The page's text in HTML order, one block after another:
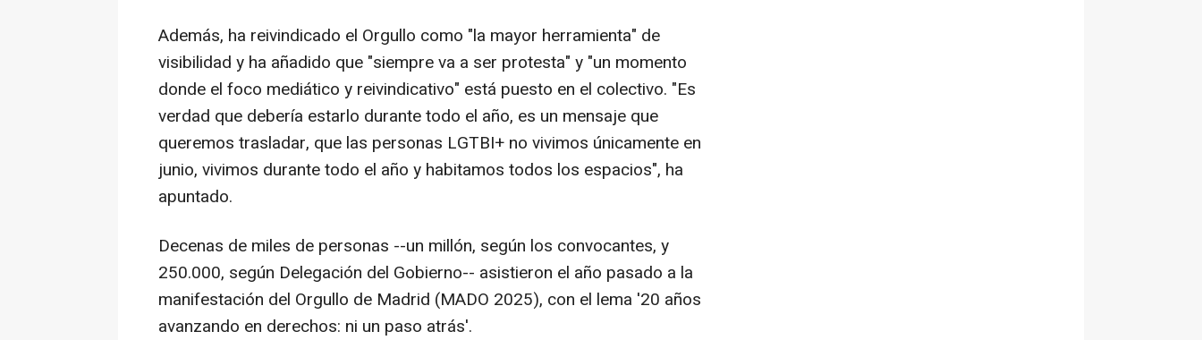
Además, ha reivindicado el Orgullo como "la mayor herramienta" de
visibilidad y ha añadido que "siempre va a ser protesta" y "un momento
donde el foco mediático y reivindicativo" está puesto en el colectivo. "Es
verdad que debería estarlo durante todo el año, es un mensaje que
queremos trasladar, que las personas LGTBI+ no vivimos únicamente en
junio, vivimos durante todo el año y habitamos todos los espacios", ha
apuntado.
Decenas de miles de personas --un millón, según los convocantes, y
250.000, según Delegación del Gobierno-- asistieron el año pasado a la
manifestación del Orgullo de Madrid (MADO 2025), con el lema '20 años
avanzando en derechos: ni un paso atrás'.